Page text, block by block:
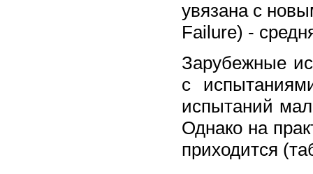
увязана с
Failure) -
Зарубежные
с
испытаний
Однако на
приходится